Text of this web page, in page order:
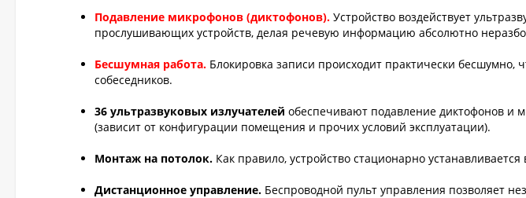
Подавление микрофонов (диктофонов). Устройство воздействует
прослушивающих устройств, делая речевую информацию абсолютно
Бесшумная работа. Блокировка записи происходит практически бесшумно,
собеседников.
36 ультразвуковых излучателей обеспечивают подавление диктофонов и
(зависит от конфигурации помещения и прочих условий эксплуатации).
Монтаж на потолок. Как правило, устройство стационарно
Дистанционное управление. Беспроводной пульт управления позволяет